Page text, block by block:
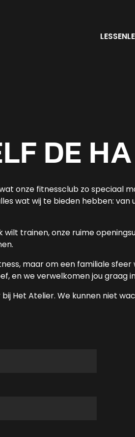
LESSEN
DE
onze fitnessclub zo speciaal
wat wij te bieden hebben:
trainen, onze ruime
maar om een familiale sfeer
en we verwelkomen jou graag
Het Atelier. We kunnen niet